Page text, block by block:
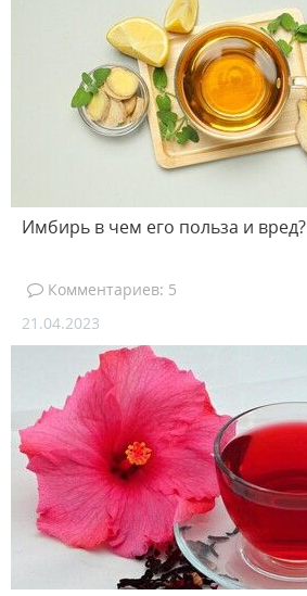
Имбирь в чем его польза и вред?
Комментариев: 5
21.04.2023